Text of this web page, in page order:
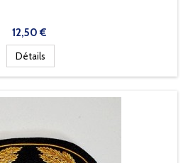
Prix
12,50 €
Détails